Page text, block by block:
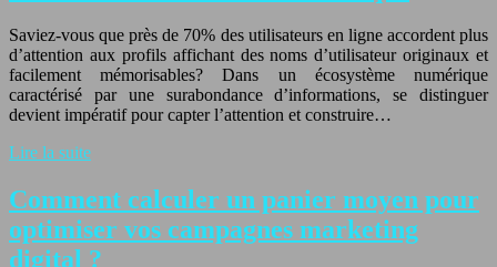
Saviez-vous que près de 70% des utilisateurs en ligne accordent plus
d’attention aux profils affichant des noms d’utilisateur originaux et
facilement mémorisables? Dans un écosystème numérique
caractérisé par une surabondance d’informations, se distinguer
devient impératif pour capter l’attention et construire…
Lire la suite
Comment calculer un panier moyen pour
optimiser vos campagnes marketing
digital ?